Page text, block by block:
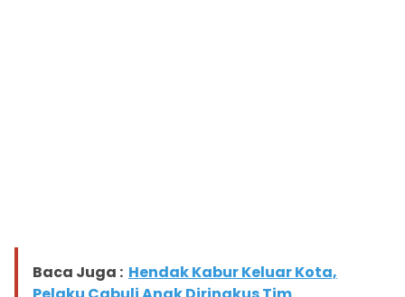
Baca Juga : Hendak Kabur Keluar Kota,